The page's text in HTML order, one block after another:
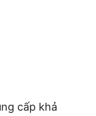
cấp khả